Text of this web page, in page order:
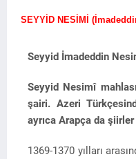
SEYYİD NESİMİ
Seyyid İmadeddin
Seyyid Nesimî
şairi. Azeri
ayrıca Arapça da
1369-1370 yılları